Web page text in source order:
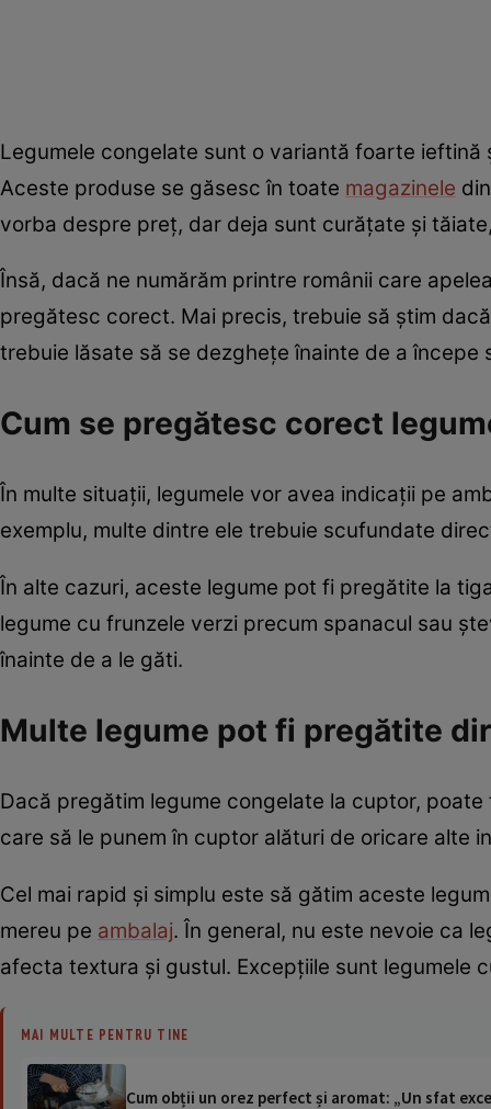
Legumele congelate sunt o variantă foarte
Aceste produse se găsesc în toate magazinele
vorba despre preț, dar deja sunt curățate și
Însă, dacă ne numărăm printre românii care
pregătesc corect. Mai precis, trebuie să știm
trebuie lăsate să se dezghețe înainte de a începe
Cum se pregătesc corect
În multe situații, legumele vor avea indicații pe
exemplu, multe dintre ele trebuie scufundate
În alte cazuri, aceste legume pot fi pregătite la
legume cu frunzele verzi precum spanacul sau
înainte de a le găti.
Multe legume pot fi pregătite
Dacă pregătim legume congelate la cuptor,
care să le punem în cuptor alături de oricare alte
Cel mai rapid și simplu este să gătim aceste
mereu pe ambalaj. În general, nu este nevoie ca
afecta textura și gustul. Excepțiile sunt legumele
MAI MULTE PENTRU TINE
Cum obții un orez perfect și aromat: „Un sfat